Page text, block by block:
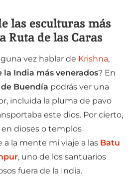
las esculturas más
Ruta de las Caras
vez hablar de Krishna,
la India más venerados? En
de Buendía podrás ver una
incluida la pluma de pavo
este dios. Por cierto,
dioses o templos
la mente mi viaje a las Batu
, uno de los santuarios
fuera de la India.